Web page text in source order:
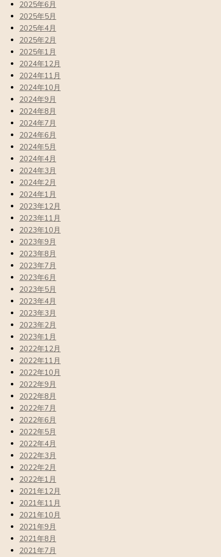
2025年6月
2025年5月
2025年4月
2025年2月
2025年1月
2024年12月
2024年11月
2024年10月
2024年9月
2024年8月
2024年7月
2024年6月
2024年5月
2024年4月
2024年3月
2024年2月
2024年1月
2023年12月
2023年11月
2023年10月
2023年9月
2023年8月
2023年7月
2023年6月
2023年5月
2023年4月
2023年3月
2023年2月
2023年1月
2022年12月
2022年11月
2022年10月
2022年9月
2022年8月
2022年7月
2022年6月
2022年5月
2022年4月
2022年3月
2022年2月
2022年1月
2021年12月
2021年11月
2021年10月
2021年9月
2021年8月
2021年7月